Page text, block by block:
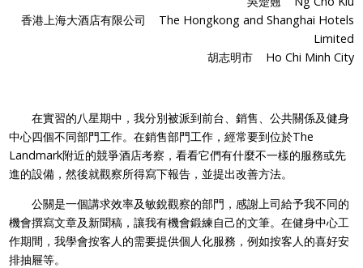
香港上海大酒店有限公司 The Hongkong and Shanghai Hotels
Limited
胡志明市 Ho Chi Minh City
在實習的八星期中，我分別被派到前台、銷售、公共關係及健身
中心四個不同部門工作。在銷售部門工作，經常要到位於The
Landmark附近的競爭酒店考察，看看它們有什麼不一樣的服務或先
進的設備，然後就觀察所得寫下報告，並提出改善方法。
公關是一個講求效率及敏銳觀察的部門，感謝上司給予我不同的
機會撰寫文章及新聞稿，讓我有機會鍛練自己的文筆。在健身中心工
作期間，我學會按客人的需要提供個人化服務，例如按客人的喜好安
排抽屜等。